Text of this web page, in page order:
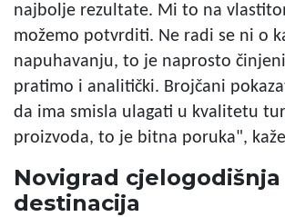
najbolje rezultate. Mi to na
možemo potvrditi. Ne radi se ni o
napuhavanju, to je naprosto
pratimo i analitički. Brojčani
da ima smisla ulagati u kvalitetu
proizvoda, to je bitna poruka",
Novigrad cjelogodišnja
destinacija